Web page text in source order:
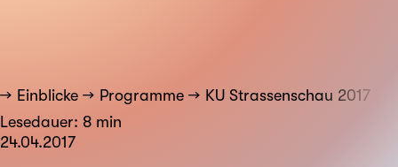
Einblicke Programme
KU Strassenschau 2017
Lesedauer: 8 min
24.04.2017